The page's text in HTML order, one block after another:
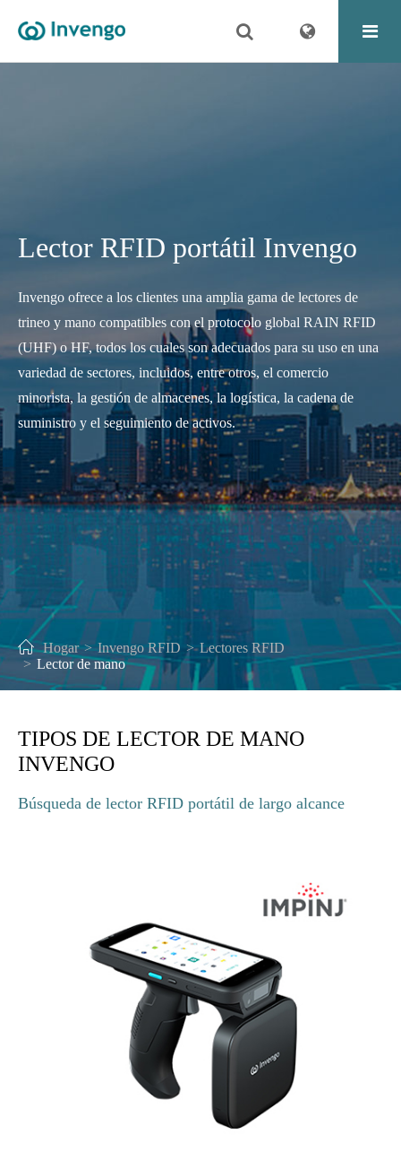
Lector RFID portátil Invengo
Invengo ofrece a los clientes una amplia gama de lectores de
trineo y mano compatibles con el protocolo global RAIN RFID
(UHF) o HF, todos los cuales son adecuados para su uso en una
variedad de sectores, incluidos, entre otros, el comercio
minorista, la gestión de almacenes, la logística, la cadena de
suministro y el seguimiento de activos.
Hogar Invengo RFID
Lectores RFID
Lector de mano
TIPOS DE LECTOR DE MANO
INVENGO
Búsqueda de lector RFID portátil de largo alcance